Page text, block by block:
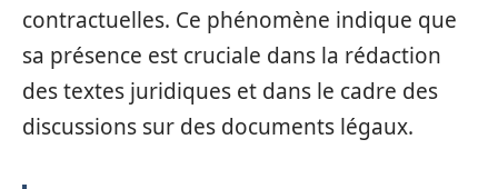
contractuelles. Ce phénomène indique que
sa présence est cruciale dans la rédaction
des textes juridiques et dans le cadre des
discussions sur des documents légaux.